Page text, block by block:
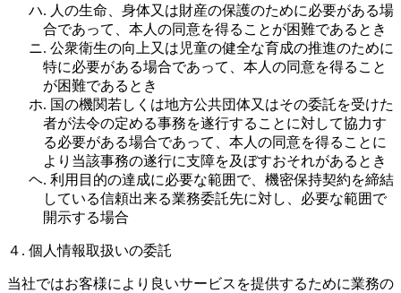
ハ. 人の生命、身体又は財産の保護のために必要がある場
合であって、本人の同意を得ることが困難であるとき
ニ. 公衆衛生の向上又は児童の健全な育成の推進のために
特に必要がある場合であって、本人の同意を得ること
が困難であるとき
ホ. 国の機関若しくは地方公共団体又はその委託を受けた
者が法令の定める事務を遂行することに対して協力す
る必要がある場合であって、本人の同意を得ることに
より当該事務の遂行に支障を及ぼすおそれがあるとき
ヘ. 利用目的の達成に必要な範囲で、機密保持契約を締結
している信頼出来る業務委託先に対し、必要な範囲で
開示する場合
４. 個人情報取扱いの委託
当社ではお客様により良いサービスを提供するために業務の